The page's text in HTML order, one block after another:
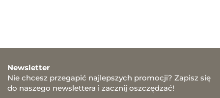
Newsletter
Nie chcesz przegapić najlepszych promocji? Zapisz się
do naszego newslettera i zacznij oszczędzać!